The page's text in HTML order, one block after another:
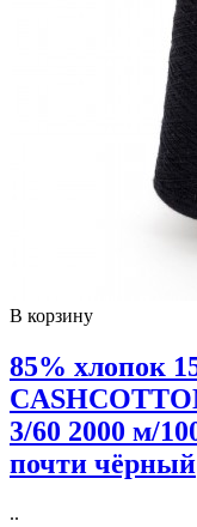
В корзину
85% хлопок
3/60 2000 м/
почти чёрный
..